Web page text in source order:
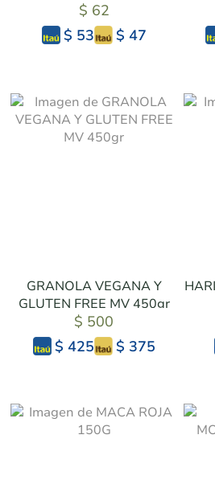
$ 62
$ 53
$ 47
GRANOLA VEGANA Y
GLUTEN FREE MV 450gr
$ 500
$ 425
$ 375